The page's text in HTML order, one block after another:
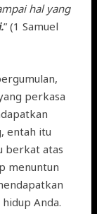
hal yang
” (1 Samuel
perkasa
entah itu
berkat atas
menuntun
Anda.